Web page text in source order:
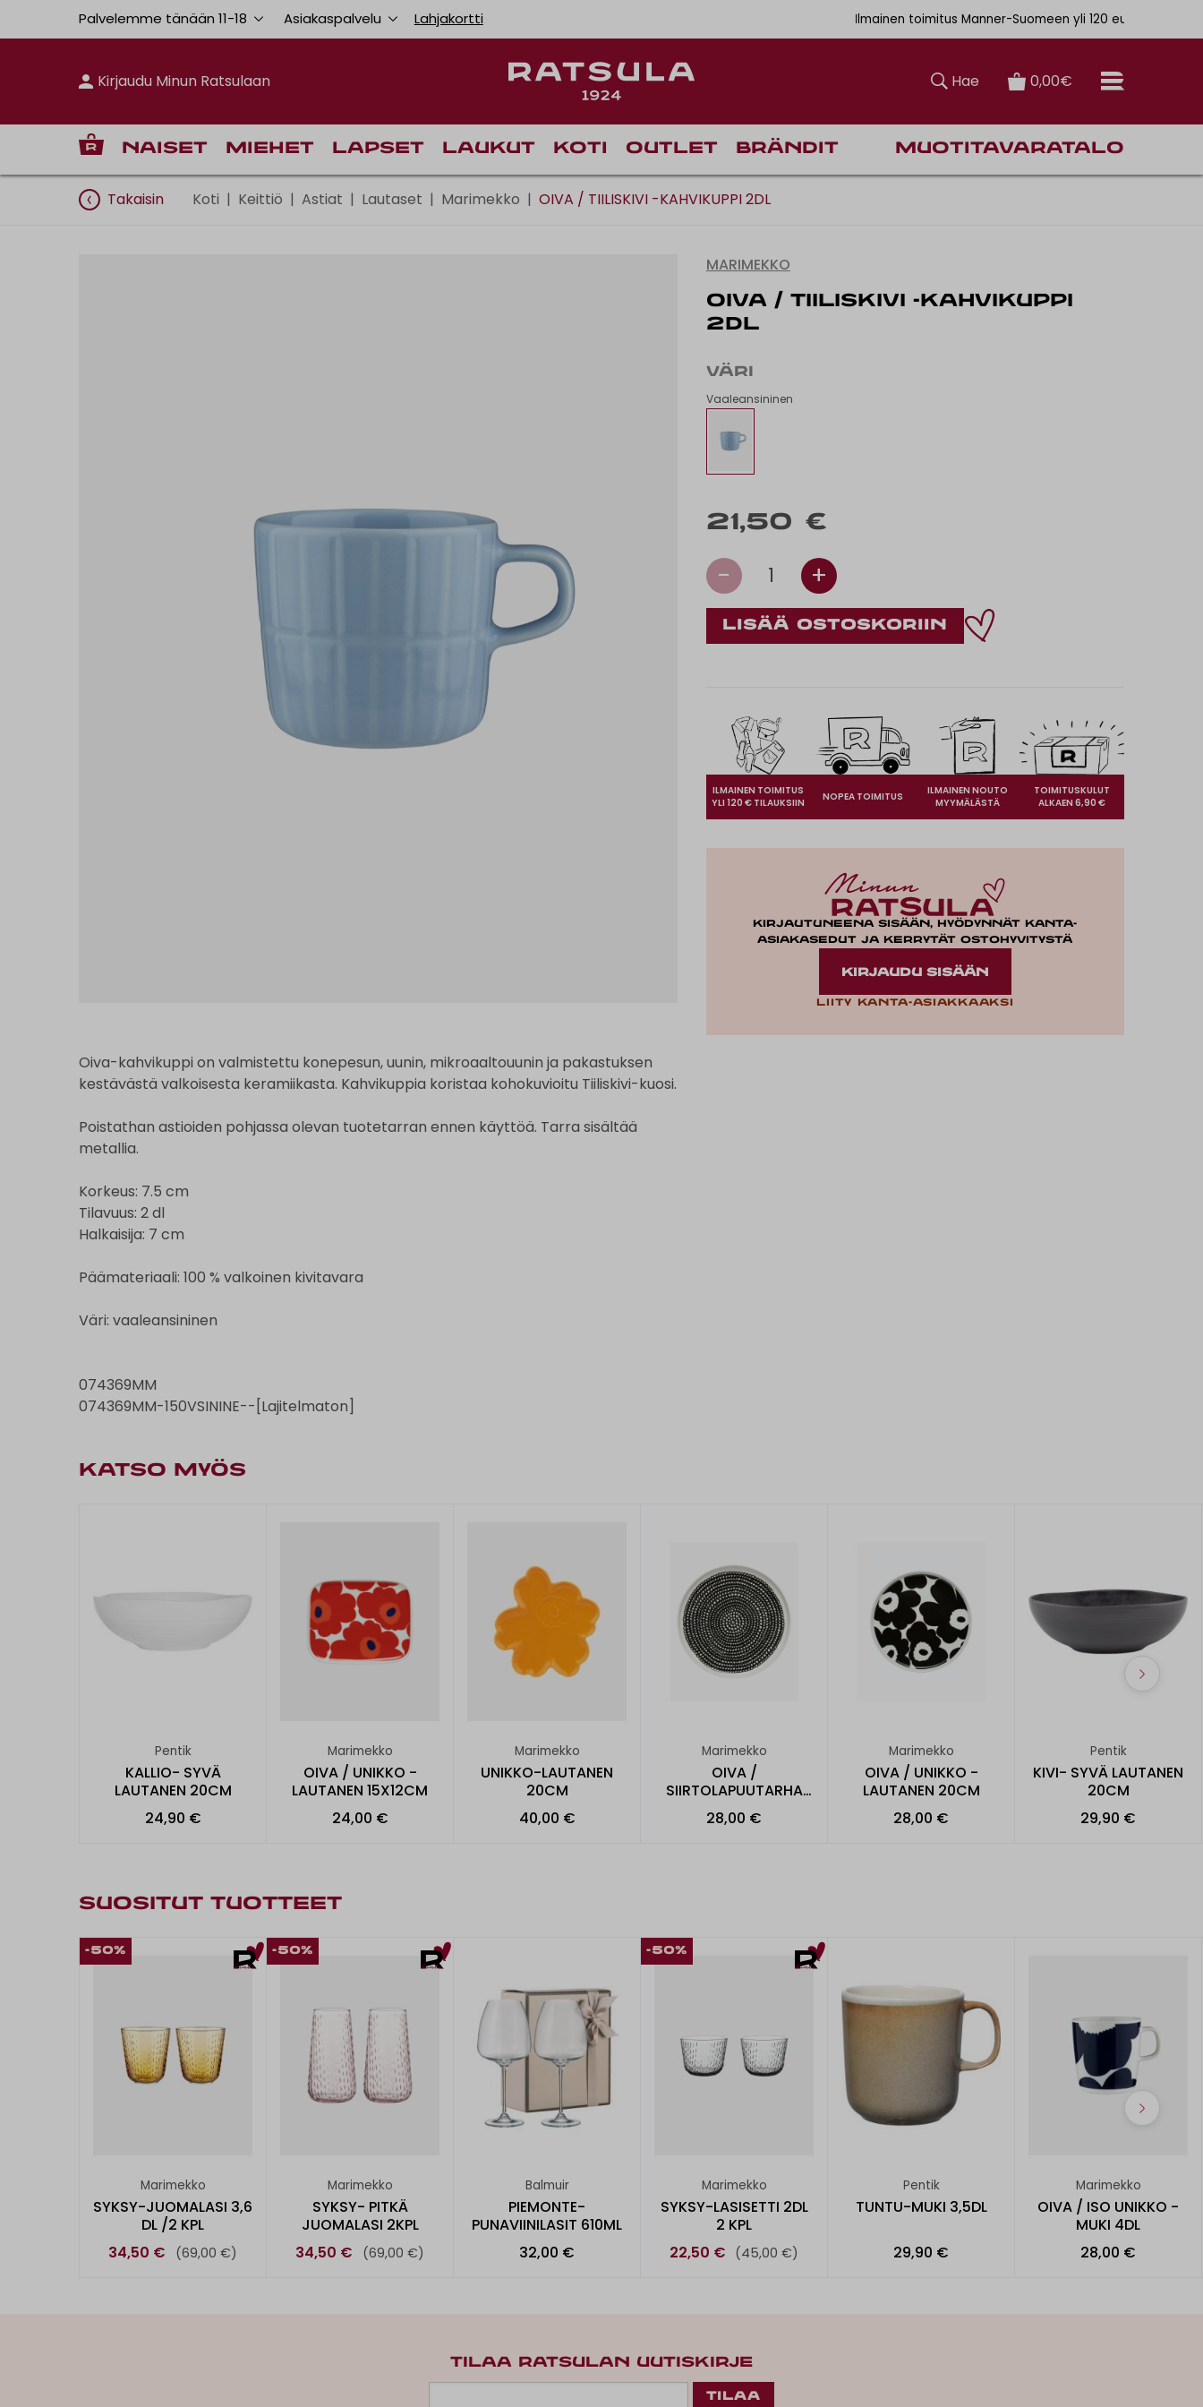
Palvelemme tänään 11-18 Asiakaspalvelu Lahjakortti Ilmainen toimitus Manner-Suomeen yli 120 euron tilauksiin
Kirjaudu Minun Ratsulaan Hae 0,00€
Naiset Miehet Lapset Laukut Koti Outlet Brändit Muotitavaratalo
Takaisin Koti | Keittiö | Astiat | Lautaset | Marimekko | OIVA / TIILISKIVI -KAHVIKUPPI 2DL
Oiva-kahvikuppi on valmistettu konepesun, uunin, mikroaaltouunin ja pakastuksen
kestävästä valkoisesta keramiikasta. Kahvikuppia koristaa kohokuvioitu Tiiliskivi-kuosi.
Poistathan astioiden pohjassa olevan tuotetarran ennen käyttöä. Tarra sisältää
metallia.
Korkeus: 7.5 cm
Tilavuus: 2 dl
Halkaisija: 7 cm
Päämateriaali: 100 % valkoinen kivitavara
Väri: vaaleansininen
074369MM
074369MM-150VSININE--[Lajitelmaton]
MARIMEKKO
OIVA / TIILISKIVI -KAHVIKUPPI
2DL
VÄRI
Vaaleansininen
21,50 €
- 1 +
ILMAINEN TOIMITUS
YLI 120 € TILAUKSIIN
NOPEA TOIMITUS
ILMAINEN NOUTO
MYYMÄLÄSTÄ
TOIMITUSKULUT
ALKAEN 6,90 €
Kirjautuneena sisään, hyödynnät kanta-
asiakasedut ja kerrytät ostohyvitystä
KIRJAUDU SISÄÄN
Liity kanta-asiakkaaksi
KATSO MYÖS
Pentik
KALLIO- SYVÄ
LAUTANEN 20CM
24,90 €
Marimekko
OIVA / UNIKKO -
LAUTANEN 15X12CM
24,00 €
Marimekko
UNIKKO-LAUTANEN
20CM
40,00 €
Marimekko
OIVA /
SIIRTOLAPUUTARHA
LAUTANEN 20CM
28,00 €
Marimekko
OIVA / UNIKKO -
LAUTANEN 20CM
28,00 €
Pentik
KIVI- SYVÄ LAUTANEN
20CM
29,90 €
SUOSITUT TUOTTEET
-50%
Marimekko
SYKSY-JUOMALASI 3,6
DL /2 KPL
34,50 €
(69,00 €)
-50%
Marimekko
SYKSY- PITKÄ
JUOMALASI 2KPL
34,50 €
(69,00 €)
Balmuir
PIEMONTE-
PUNAVIINILASIT 610ML
32,00 €
-50%
Marimekko
SYKSY-LASISETTI 2DL
2 KPL
22,50 € (45,00 €)
Pentik
TUNTU-MUKI 3,5DL
29,90 €
Marimekko
OIVA / ISO UNIKKO -
MUKI 4DL
28,00 €
TILAA RATSULAN UUTISKIRJE